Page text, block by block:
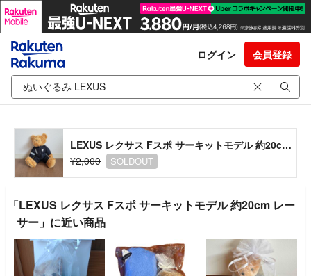
ログイン 会員登録
LEXUS レクサス Fスポ サーキットモデル 約20cm レーサー
¥2,000
SOLDOUT
「LEXUS レクサス Fスポ サーキットモデル 約20cm レー
サー」に近い商品